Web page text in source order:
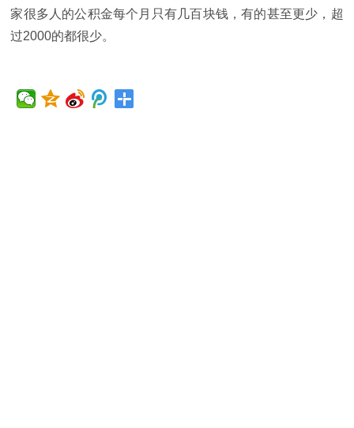
家很多人的公积金每个月只有几百块钱，有的甚至更少，超
过2000的都很少。